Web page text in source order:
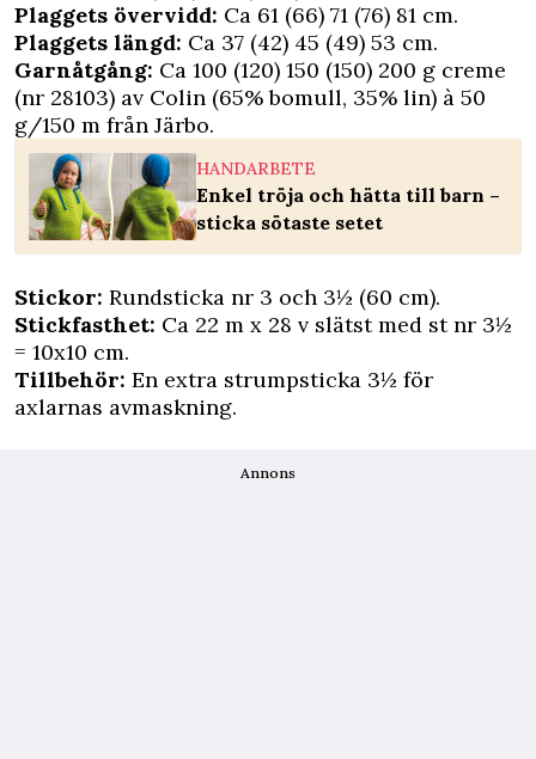
Plaggets övervidd: Ca 61 (66) 71 (76) 81 cm.
Plaggets längd: Ca 37 (42) 45 (49) 53 cm.
Garnåtgång: Ca 100 (120) 150 (150) 200 g creme
(nr 28103) av Colin (65% bomull, 35% lin) à 50
g/150 m från Järbo.
HANDARBETE
Enkel tröja och hätta till barn –
sticka sötaste setet
Stickor: Rundsticka nr 3 och 3½ (60 cm).
Stickfasthet: Ca 22 m x 28 v slätst med st nr 3½
= 10x10 cm.
Tillbehör: En extra strumpsticka 3½ för
axlarnas avmaskning.
Annons